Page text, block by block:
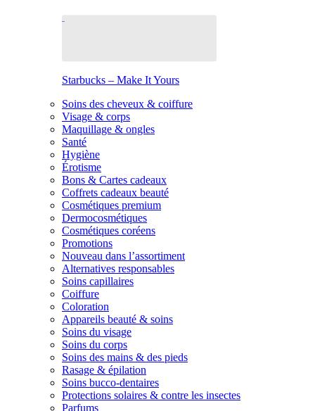
Starbucks – Make It Yours
Soins des cheveux & coiffure
Visage & corps
Maquillage & ongles
Santé
Hygiène
Érotisme
Bons & Cartes cadeaux
Coffrets cadeaux beauté
Cosmétiques premium
Dermocosmétiques
Cosmétiques coréens
Promotions
Nouveau dans l’assortiment
Alternatives responsables
Soins capillaires
Coiffure
Coloration
Appareils beauté & soins
Soins du visage
Soins du corps
Soins des mains & des pieds
Rasage & épilation
Soins bucco-dentaires
Protections solaires & contre les insectes
Parfums